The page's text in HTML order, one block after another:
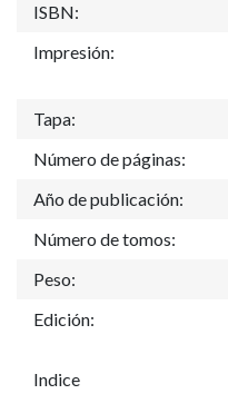
ISBN:
Impresión:
Tapa:
Número de páginas:
Año de publicación:
Número de tomos:
Peso:
Edición:
Indice